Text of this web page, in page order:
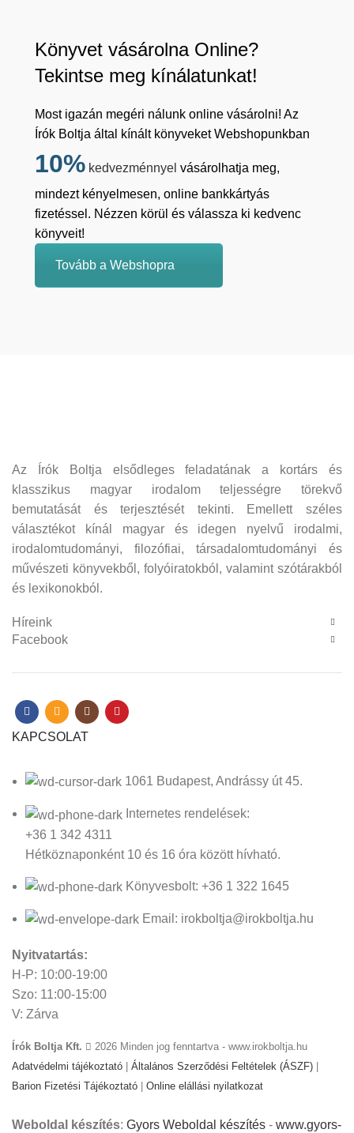
Könyvet vásárolna Online?
Tekintse meg kínálatunkat!
Most igazán megéri nálunk online vásárolni! Az
Írók Boltja által kínált könyveket Webshopunkban
10% kedvezménnyel vásárolhatja meg,
mindezt kényelmesen, online bankkártyás
fizetéssel. Nézzen körül és válassza ki kedvenc
könyveit!
Tovább a Webshopra
Az Írók Boltja elsődleges feladatának a kortárs és
klasszikus magyar irodalom teljességre törekvő
bemutatását és terjesztését tekinti. Emellett széles
választékot kínál magyar és idegen nyelvű irodalmi,
irodalomtudományi, filozófiai, társadalomtudományi és
művészeti könyvekből, folyóiratokból, valamint szótárakból
és lexikonokból.
Híreink
Facebook
KAPCSOLAT
1061 Budapest, Andrássy út 45.
Internetes rendelések:
+36 1 342 4311
Hétköznaponként 10 és 16 óra között hívható.
Könyvesbolt: +36 1 322 1645
Email: irokboltja@irokboltja.hu
Nyitvatartás:
H-P: 10:00-19:00
Szo: 11:00-15:00
V: Zárva
Írók Boltja Kft.
2026 Minden jog fenntartva - www.irokboltja.hu
Adatvédelmi tájékoztató
Általános Szerződési Feltételek (ÁSZF)
Barion Fizetési Tájékoztató
Online elállási nyilatkozat
Weboldal készítés: Gyors Weboldal készítés - www.gyors-